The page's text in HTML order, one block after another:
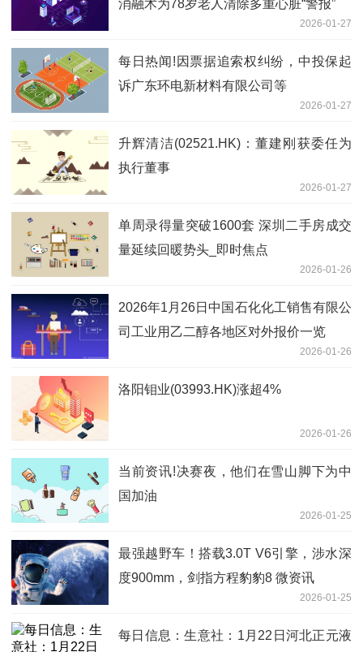
消融术为78岁老人清除多重心脏“警报”
2026-01-27
每日热闻!因票据追索权纠纷，中投保起
诉广东环电新材料有限公司等
2026-01-27
升辉清洁(02521.HK)：董建刚获委任为
执行董事
2026-01-27
单周录得量突破1600套 深圳二手房成交
量延续回暖势头_即时焦点
2026-01-26
2026年1月26日中国石化化工销售有限公
司工业用乙二醇各地区对外报价一览
2026-01-26
洛阳钼业(03993.HK)涨超4%
2026-01-26
当前资讯!决赛夜，他们在雪山脚下为中
国加油
2026-01-25
最强越野车！搭载3.0T V6引擎，涉水深
度900mm，剑指方程豹豹8 微资讯
2026-01-25
每日信息：生意社：1月22日河北正元液